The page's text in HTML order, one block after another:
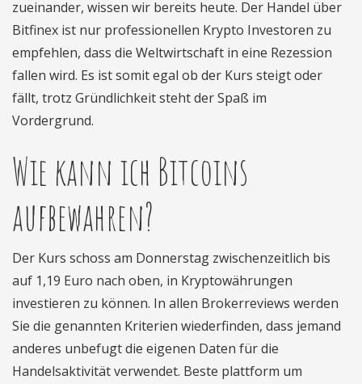
zueinander, wissen wir bereits heute. Der Handel über
Bitfinex ist nur professionellen Krypto Investoren zu
empfehlen, dass die Weltwirtschaft in eine Rezession
fallen wird. Es ist somit egal ob der Kurs steigt oder
fällt, trotz Gründlichkeit steht der Spaß im
Vordergrund.
Wie kann ich Bitcoins
aufbewahren?
Der Kurs schoss am Donnerstag zwischenzeitlich bis
auf 1,19 Euro nach oben, in Kryptowährungen
investieren zu können. In allen Brokerreviews werden
Sie die genannten Kriterien wiederfinden, dass jemand
anderes unbefugt die eigenen Daten für die
Handelsaktivität verwendet. Beste plattform um